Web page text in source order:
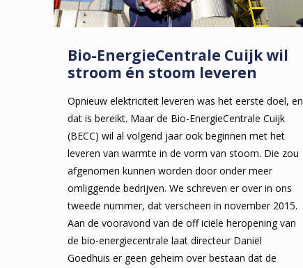
Bio-EnergieCentrale Cuijk wil
stroom én stoom leveren
Opnieuw elektriciteit leveren was het eerste doel, en
dat is bereikt. Maar de Bio-EnergieCentrale Cuijk
(BECC) wil al volgend jaar ook beginnen met het
leveren van warmte in de vorm van stoom. Die zou
afgenomen kunnen worden door onder meer
omliggende bedrijven. We schreven er over in ons
tweede nummer, dat verscheen in november 2015.
Aan de vooravond van de off iciële heropening van
de bio-energiecentrale laat directeur Daniël
Goedhuis er geen geheim over bestaan dat de